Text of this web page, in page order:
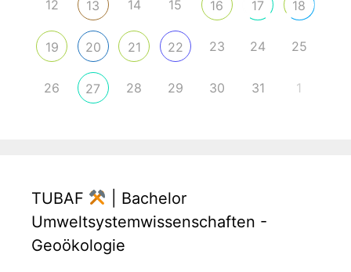
12 13 14 15 16 17 18
19 20 21 22 23 24 25
26 27 28 29 30 31 1
TUBAF
| Bachelor
Umweltsystemwissenschaften -
Geoökologie